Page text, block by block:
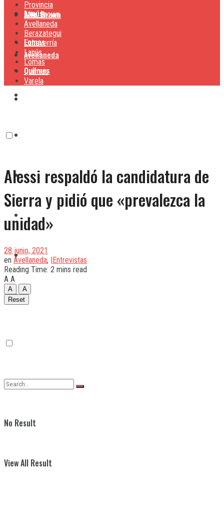
Lanús
Lomas
Quilmes
Alte. Brown
Avellaneda
Lanús
Lomas
Quilmes
Varela
No Result
View All Result
Provincia
Alte. Brown
Avellaneda
Berazategui
Echeverría
Lanús
Lomas
Quilmes
Varela
Alessi respaldó la candidatura de
Sierra y pidió que «prevalezca la
unidad»
28 junio, 2021
en Avellaneda, |Entrevistas
Reading Time: 2 mins read
A A
A
A
Reset